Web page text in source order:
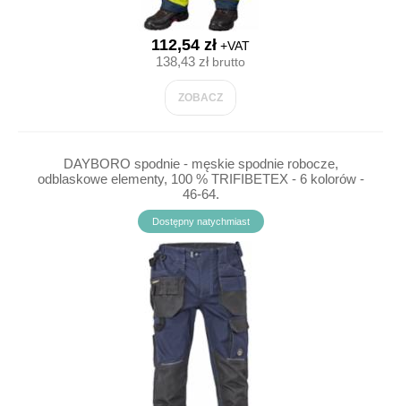
112,54 zł +VAT
138,43 złbrutto
ZOBACZ
DAYBORO spodnie - męskie spodnie robocze,
odblaskowe elementy, 100 % TRIFIBETEX - 6 kolorów -
46-64.
Dostępny natychmiast